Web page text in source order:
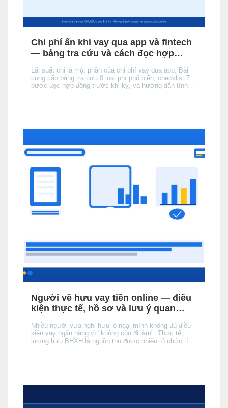
Chi phí ẩn khi vay qua app và fintech
— bảng tra cứu và cách đọc hợp
Lãi suất chỉ là một phần của chi phí vay qua app. Bài
cung cấp bảng tra cứu 8 loại phí phổ biến, checklist 7
bước đọc hợp đồng trước khi ký, và hướng dẫn tính
Người về hưu vay tiền online — điều
kiện thực tế, hồ sơ và lưu ý quan
Nhiều người vừa nghỉ hưu lo ngại mình không đủ điều
kiện vay ngân hàng vì "không còn đi làm". Thực tế,
lương hưu BHXH là nguồn thu được nhiều tổ chức tín